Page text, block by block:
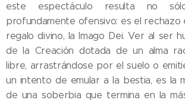
este espectáculo resulta no
profundamente ofensivo: es el rechazo
regalo divino, la Imago Dei. Ver al ser
de la Creación dotada de un alma
libre, arrastrándose por el suelo o
un intento de emular a la bestia, es la
de una soberbia que termina en la